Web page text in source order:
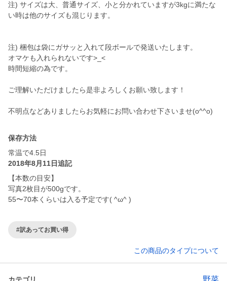
注) サイズは大、普通サイズ、小と分かれていますが3kgに満たな
い時は他のサイズも混じります。
注) 梱包は袋にガサッと入れて段ボールで発送いたします。
オマケも入れられないです>_<
時間短縮の為です。
ご理解いただけましたら是非よろしくお願い致します！
不明点などありましたらお気軽にお問い合わせ下さいませ(o^^o)
保存方法
常温で4.5日
2018年8月11日追記
【本数の目安】
写真2枚目が500gです。
55〜70本くらいは入る予定です( ^ω^ )
#訳あってお買い得
この商品のタイプについて
カテゴリ